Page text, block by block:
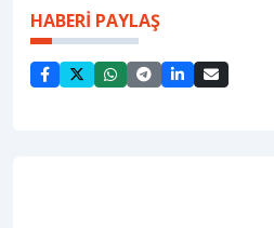
HABERİ PAYLAŞ